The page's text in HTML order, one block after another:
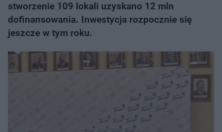
stworzenie 109 lokali uzyskano 12 mln
dofinansowania. Inwestycja rozpocznie się
jeszcze w tym roku.